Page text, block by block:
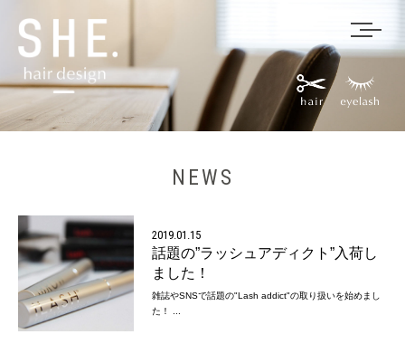
NEWS
2019.01.15
話題の”ラッシュアディクト”入荷し
ました！
雑誌やSNSで話題の"Lash addict"の取り扱いを始めまし
た！ ...